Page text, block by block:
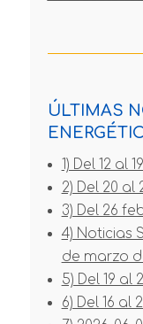
ÚLTIMAS
1) Del 12 al
2) Del 20 al
3) Del 26
4) Noticias
de marzo
5) Del 19 al
6) Del 16 al